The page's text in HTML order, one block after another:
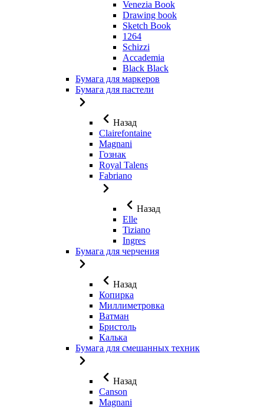
Venezia Book
Drawing book
Sketch Book
1264
Schizzi
Accademia
Black Black
Бумага для маркеров
Бумага для пастели
Назад
Clairefontaine
Magnani
Гознак
Royal Talens
Fabriano
Назад
Elle
Tiziano
Ingres
Бумага для черчения
Назад
Копирка
Миллиметровка
Ватман
Бристоль
Калька
Бумага для смешанных техник
Назад
Canson
Magnani